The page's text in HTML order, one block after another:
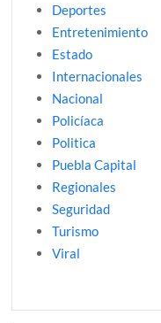
Deportes
Entretenimiento
Estado
Internacionales
Nacional
Policíaca
Politica
Puebla Capital
Regionales
Seguridad
Turismo
Viral